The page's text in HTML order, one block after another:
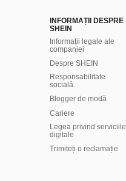
INFORMAȚII DESPRE
SHEIN
Informații legale ale
companiei
Despre SHEIN
Responsabilitate
socială
Blogger de modă
Cariere
Legea privind serviciile
digitale
Trimiteți o reclamație